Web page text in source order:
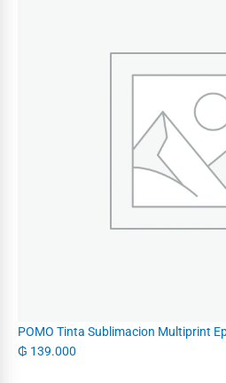
POMO Tinta Sublimacion Multiprint
₲ 139.000